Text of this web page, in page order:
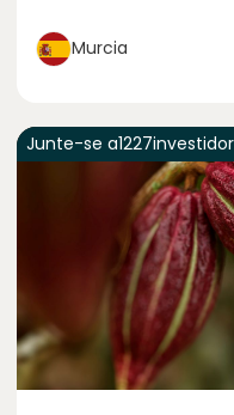
Murcia
Junte-se a1227